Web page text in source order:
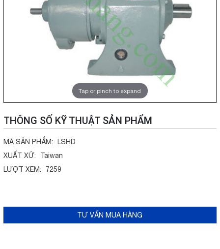
Tap or pinch to expand
THÔNG SỐ KỸ THUẬT SẢN PHẨM
MÃ SẢN PHẨM:
LSHD
XUẤT XỨ:
Taiwan
LƯỢT XEM:
7259
TƯ VẤN MUA HÀNG